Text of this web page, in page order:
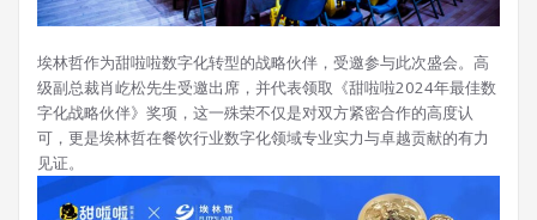
埃林哲作为甜啦啦数字化转型的战略伙伴，受邀参与此次盛会。高
级副总裁肖屹松先生受邀出席，并代表领取《甜啦啦2024年最佳数
字化战略伙伴》奖项，这一殊荣不仅是对双方紧密合作的高度认
可，更是埃林哲在餐饮行业数字化领域专业实力与卓越贡献的有力
见证。